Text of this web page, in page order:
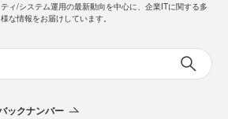
ティ/システム運用の最新動向を中心に、企業ITに関する多
様な情報をお届けしています。
ックナンバー